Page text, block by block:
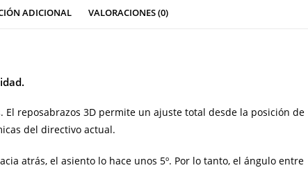
ADICIONAL VALORACIONES (0)
reposabrazos 3D permite un ajuste total desde la posición de
del directivo actual.
atrás, el asiento lo hace unos 5º. Por lo tanto, el ángulo entre